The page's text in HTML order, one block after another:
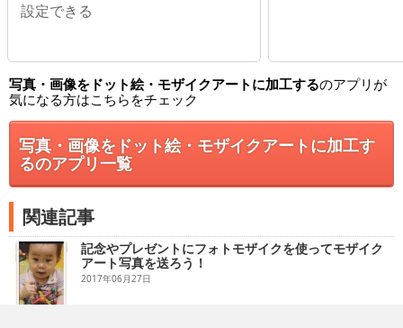
設定できる
写真・画像をドット絵・モザイクアートに加工するのアプリが
気になる方はこちらをチェック
写真・画像をドット絵・モザイクアートに加工す
るのアプリ一覧
関連記事
記念やプレゼントにフォトモザイクを使ってモザイク
アート写真を送ろう！
2017年06月27日